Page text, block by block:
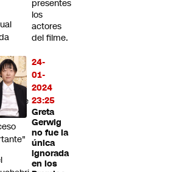
presentes
los
actores
del filme.
24-
01-
2024
23:25
Greta
Gerwig
no fue la
única
ignorada
en los